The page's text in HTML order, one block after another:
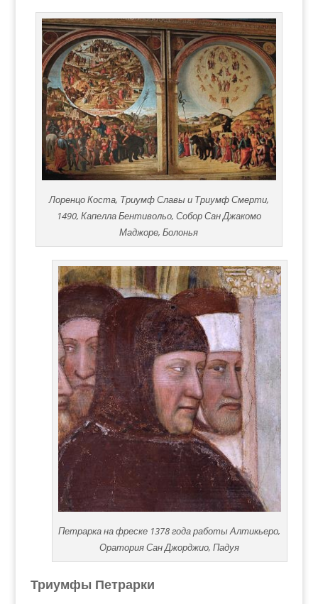
Лоренцо Коста, Триумф Славы и Триумф Смерти,
1490, Капелла Бентивольо, Собор Сан Джакомо
Маджоре, Болонья
Петрарка на фреске 1378 года работы Алтикьеро,
Оратория Сан Джорджио, Падуя
Триумфы Петрарки